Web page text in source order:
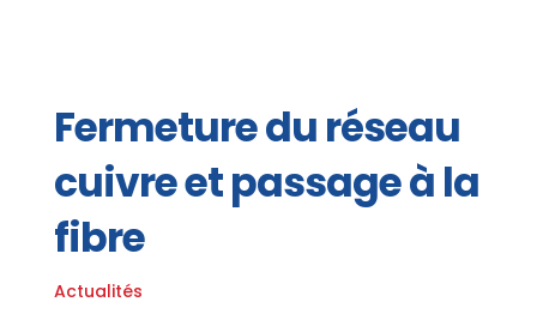
Fermeture du réseau
cuivre et passage à la
fibre
Actualités